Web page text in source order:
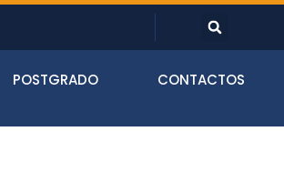
POSTGRADO CONTACTOS